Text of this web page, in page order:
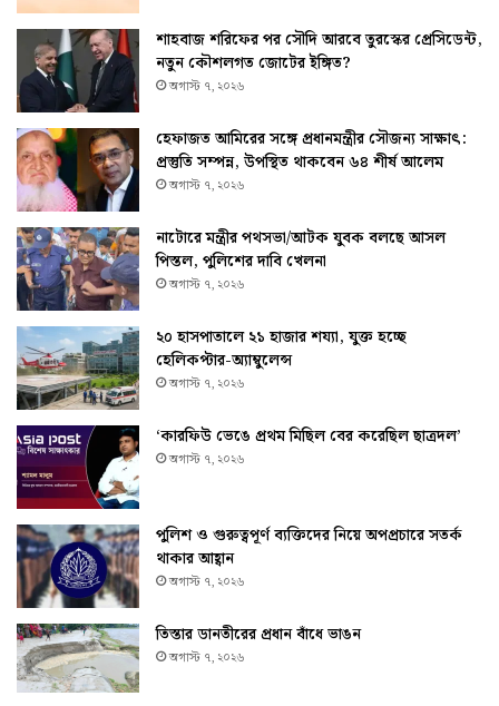
শাহবাজ শরিফের পর সৌদি আরবে তুরস্কের প্রেসিডেন্ট,
নতুন কৌশলগত জোটের ইঙ্গিত?
অগাস্ট ৭, ২০২৬
হেফাজত আমিরের সঙ্গে প্রধানমন্ত্রীর সৌজন্য সাক্ষাৎ:
প্রস্তুতি সম্পন্ন, উপস্থিত থাকবেন ৬৪ শীর্ষ আলেম
অগাস্ট ৭, ২০২৬
নাটোরে মন্ত্রীর পথসভা/আটক যুবক বলছে আসল
পিস্তল, পুলিশের দাবি খেলনা
অগাস্ট ৭, ২০২৬
২০ হাসপাতালে ২১ হাজার শয্যা, যুক্ত হচ্ছে
হেলিকপ্টার-অ্যাম্বুলেন্স
অগাস্ট ৭, ২০২৬
‘কারফিউ ভেঙে প্রথম মিছিল বের করেছিল ছাত্রদল’
অগাস্ট ৭, ২০২৬
পুলিশ ও গুরুত্বপূর্ণ ব্যক্তিদের নিয়ে অপপ্রচারে সতর্ক
থাকার আহ্বান
অগাস্ট ৭, ২০২৬
তিস্তার ডানতীরের প্রধান বাঁধে ভাঙন
অগাস্ট ৭, ২০২৬